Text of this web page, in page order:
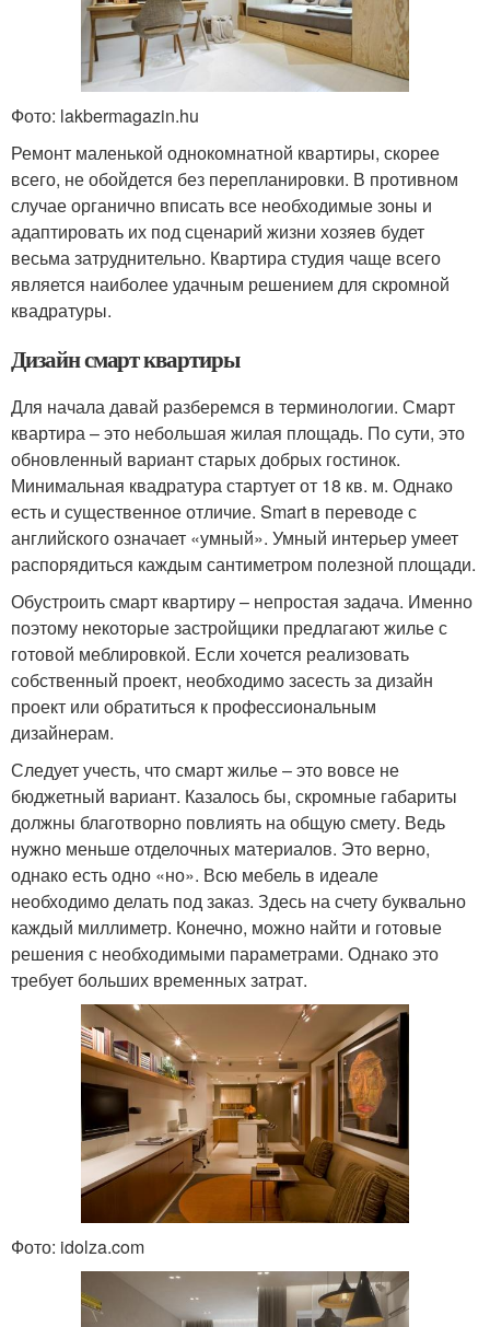
Фото: lakbermagazin.hu
Ремонт маленькой однокомнатной квартиры, скорее
всего, не обойдется без перепланировки. В противном
случае органично вписать все необходимые зоны и
адаптировать их под сценарий жизни хозяев будет
весьма затруднительно. Квартира студия чаще всего
является наиболее удачным решением для скромной
квадратуры.
Дизайн смарт квартиры
Для начала давай разберемся в терминологии. Смарт
квартира – это небольшая жилая площадь. По сути, это
обновленный вариант старых добрых гостинок.
Минимальная квадратура стартует от 18 кв. м. Однако
есть и существенное отличие. Smart в переводе с
английского означает «умный». Умный интерьер умеет
распорядиться каждым сантиметром полезной площади.
Обустроить смарт квартиру – непростая задача. Именно
поэтому некоторые застройщики предлагают жилье с
готовой меблировкой. Если хочется реализовать
собственный проект, необходимо засесть за дизайн
проект или обратиться к профессиональным
дизайнерам.
Следует учесть, что смарт жилье – это вовсе не
бюджетный вариант. Казалось бы, скромные габариты
должны благотворно повлиять на общую смету. Ведь
нужно меньше отделочных материалов. Это верно,
однако есть одно «но». Всю мебель в идеале
необходимо делать под заказ. Здесь на счету буквально
каждый миллиметр. Конечно, можно найти и готовые
решения с необходимыми параметрами. Однако это
требует больших временных затрат.
Фото: idolza.com